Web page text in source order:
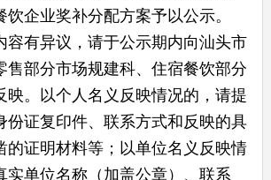
饮企业奖补分配方案予以公示。
有异议，请于公示期内向汕头市
售部分市场规建科、住宿餐饮部分
映。以个人名义反映情况的，请提
份证复印件、联系方式和反映的具
的证明材料等；以单位名义反映情
实单位名称（加盖公章）、联系